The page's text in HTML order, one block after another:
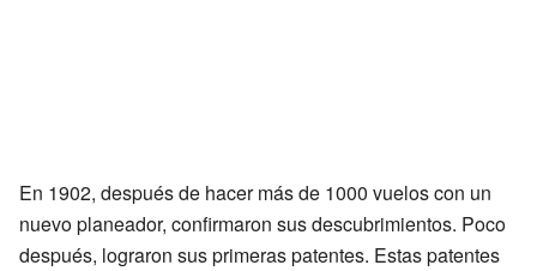
En 1902, después de hacer más de 1000 vuelos con un
nuevo planeador, confirmaron sus descubrimientos. Poco
después, lograron sus primeras patentes. Estas patentes